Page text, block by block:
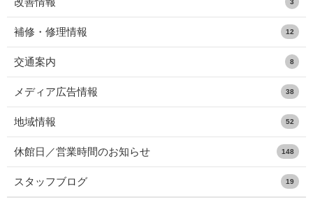
3
補修・修理情報 12
交通案内 8
メディア広告情報 38
地域情報 52
休館日／営業時間のお知らせ 148
スタッフブログ 19